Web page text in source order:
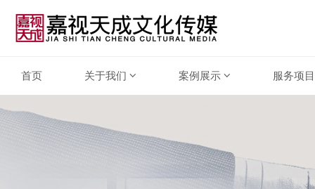
首页 关于我们 案例展示 服务项目